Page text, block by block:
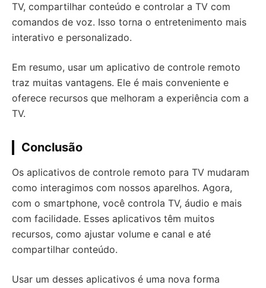
TV, compartilhar conteúdo e controlar a TV com
comandos de voz. Isso torna o entretenimento mais
interativo e personalizado.
Em resumo, usar um aplicativo de controle remoto
traz muitas vantagens. Ele é mais conveniente e
oferece recursos que melhoram a experiência com a
TV.
Conclusão
Os aplicativos de controle remoto para TV mudaram
como interagimos com nossos aparelhos. Agora,
com o smartphone, você controla TV, áudio e mais
com facilidade. Esses aplicativos têm muitos
recursos, como ajustar volume e canal e até
compartilhar conteúdo.
Usar um desses aplicativos é uma nova forma